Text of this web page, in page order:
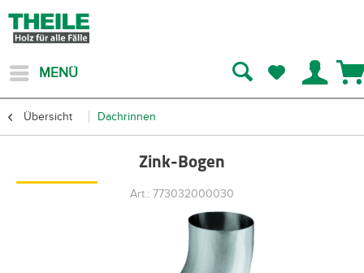
MENÜ
Übersicht Dachrinnen
Zink-Bogen
Art.: 773032000030